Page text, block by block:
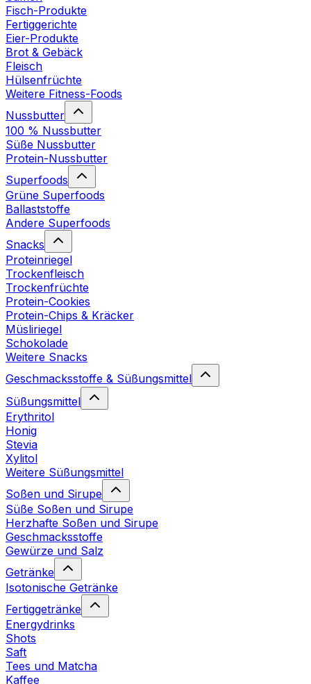
Fisch-Produkte
Fertiggerichte
Eier-Produkte
Brot & Gebäck
Fleisch
Hülsenfrüchte
Weitere Fitness-Foods
Nussbutter
100 % Nussbutter
Süße Nussbutter
Protein-Nussbutter
Superfoods
Grüne Superfoods
Ballaststoffe
Andere Superfoods
Snacks
Proteinriegel
Trockenfleisch
Trockenfrüchte
Protein-Cookies
Protein-Chips & Kräcker
Müsliriegel
Schokolade
Weitere Snacks
Geschmacksstoffe & Süßungsmittel
Süßungsmittel
Erythritol
Honig
Stevia
Xylitol
Weitere Süßungsmittel
Soßen und Sirupe
Süße Soßen und Sirupe
Herzhafte Soßen und Sirupe
Geschmacksstoffe
Gewürze und Salz
Getränke
Isotonische Getränke
Fertiggetränke
Energydrinks
Shots
Saft
Tees und Matcha
Kaffee